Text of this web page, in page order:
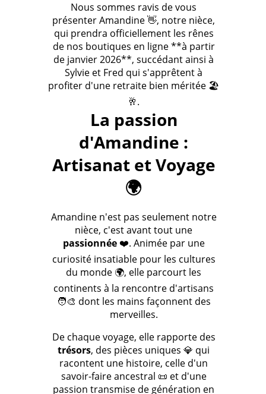
Nous sommes ravis de vous
présenter Amandine 👋, notre nièce,
qui prendra officiellement les rênes
de nos boutiques en ligne **à partir
de janvier 2026**, succédant ainsi à
Sylvie et Fred qui s'apprêtent à
profiter d'une retraite bien méritée 🏖️
🥂.
La passion
d'Amandine :
Artisanat et Voyage
🌍
Amandine n'est pas seulement notre
nièce, c'est avant tout une
passionnée❤️. Animée par une
curiosité insatiable pour les cultures
du monde 🌍, elle parcourt les
continents à la rencontre d'artisans
🧑‍🎨 dont les mains façonnent des
merveilles.
De chaque voyage, elle rapporte des
trésors, des pièces uniques 💎 qui
racontent une histoire, celle d'un
savoir-faire ancestral 📜 et d'une
passion transmise de génération en